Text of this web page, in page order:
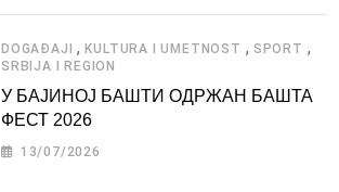
DOGAĐAJI ,KULTURA I UMETNOST , SPORT ,
SRBIJA I REGION
У БАЈИНОЈ БАШТИ ОДРЖАН БАШТА
ФЕСТ 2026
13/07/2026